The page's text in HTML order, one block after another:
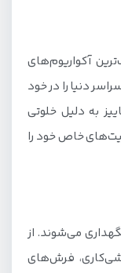
آکواریوم‌های
دنیا را در خود
به دلیل خلوتی
خاص خود را
می‌شوند. از
فرش‌های